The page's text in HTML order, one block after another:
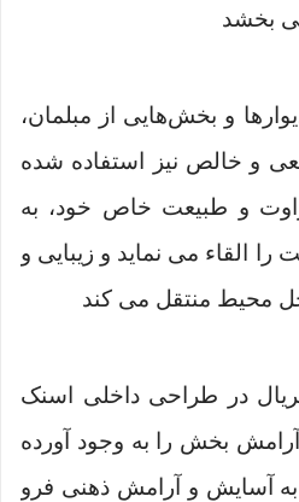
بخشد
و بخش‌هایی از مبلمان،
و خالص نیز استفاده شده
و طبیعت خاص خود، به
القاء می نماید و زیبایی و
محیط منتقل می کند
در طراحی داخلی اسنک
آرامش بخش را به وجود آورده
آسایش و آرامش ذهنی فرو